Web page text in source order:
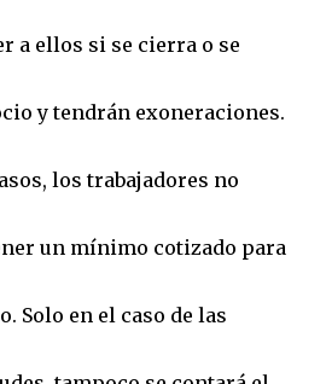
a ellos si se cierra o se
y tendrán exoneraciones.
los trabajadores no
un mínimo cotizado para
Solo en el caso de las